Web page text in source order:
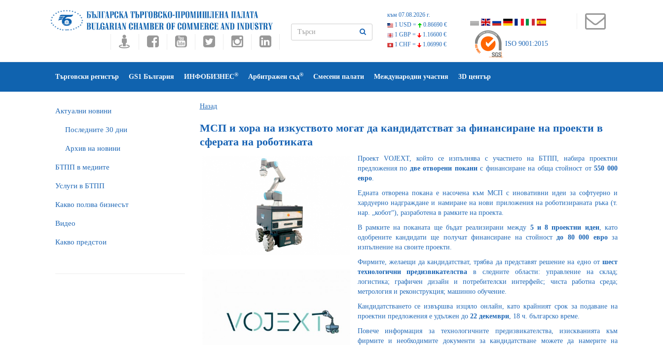
към 07.08.2026 г.
1 USD =
0.86690 €
1 GBP =
1.16600 €
1 CHF =
1.06990 € ISO 9001:2015
Търговски регистър GS1 България ИНФОБИЗНЕС® Арбитражен съд® Смесени палати Международни участия 3D център
Актуални новини
Последните 30 дни
Архив на новини
БTПП в медиите
Услуги в БТПП
Какво ползва бизнесът
Видео
Какво предстои
Назад
МСП и хора на изкуството могат да кандидатстват за финансиране на проекти в
сферата на роботиката
Проект VOJEXT, който се изпълнява с участието на БТПП, набира проектни
предложения по две отворени поканис финансиране на обща стойност от550 000
евро.
Едната отворена покана е насочена към МСП с иновативни идеи за софтуерно и
хардуерно надграждане и намиране на нови приложения на роботизираната ръка (т.
нар. „кобот“), разработена в рамките на проекта.
В рамките на поканата ще бъдат реализирани между 5 и 8 проектни идеи, като
одобрените кандидати ще получат финансиране на стойностдо 80 000 евроза
изпълнение на своите проекти.
Фирмите, желаещи да кандидатстват, трябва да представят решение на едно от шест
технологични предизвикателства в следните области: управление на склад;
логистика; графичен дизайн и потребителски интерфейс; чиста работна среда;
метрология и реконструкция; машинно обучение.
Кандидатстването се извършва изцяло онлайн, като крайният срок за подаване на
проектни предложения е удължен до 22 декември, 18 ч. българско време.
Повече информация за технологичните предизвикателства, изискванията към
фирмите и необходимите документи за кандидатстване можете да намерите на